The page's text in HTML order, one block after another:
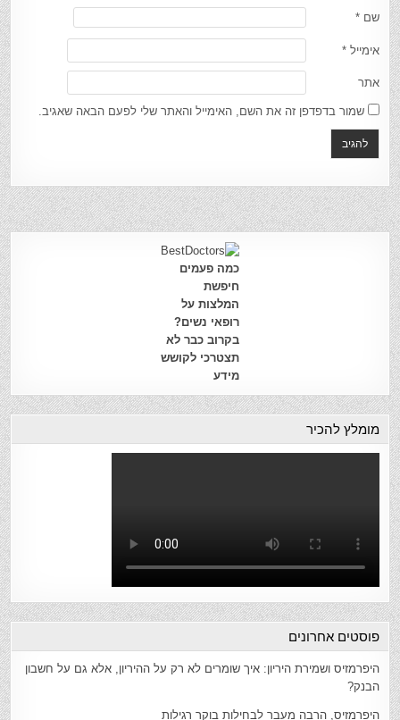
שם*
אימייל*
אתר
שמור בדפדפן זה את השם, האימייל והאתר שלי לפעם הבאה שאגיב.
כמה פעמים
חיפשת
המלצות על
רופאי נשים?
בקרוב כבר לא
תצטרכי לקושש
מידע
מומלץ להכיר
פוסטים אחרונים
היפרמזיס ושמירת היריון: איך שומרים לא רק על ההיריון, אלא גם על חשבון
הבנק?
היפרמזיס, הרבה מעבר לבחילות בוקר רגילות